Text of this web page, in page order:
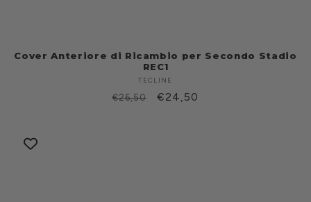
Cover Anteriore di Ricambio per Secondo Stadio
REC1
Produttore:
TECLINE
Prezzo
€26,50
Prezzo
€24,50